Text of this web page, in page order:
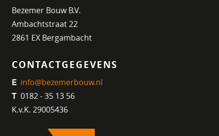
Bezemer Bouw B.V.
Ambachtstraat 22
2861 EX Bergambacht
CONTACTGEGEVENS
E info@bezemerbouw.nl
T 0182 - 35 13 56
K.v.K. 29005436